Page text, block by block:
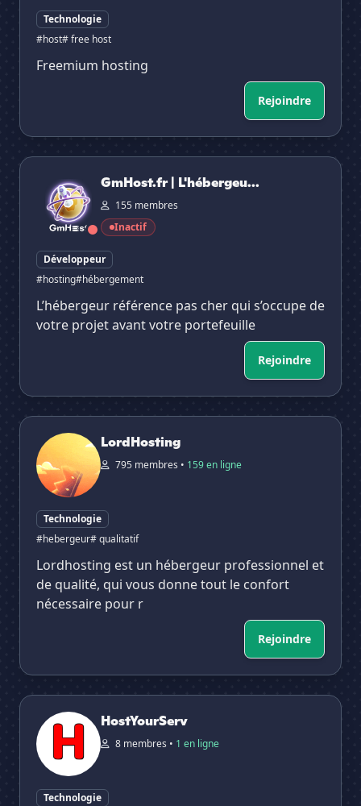
Technologie
#host# free host
Freemium hosting
Rejoindre
GmHost.fr | L'hébergeur référence
GmHost.fr | L'hébergeu...
155 membres
Inactif
Développeur
#hosting#hébergement
L’hébergeur référence pas cher qui s’occupe de
votre projet avant votre portefeuille
Rejoindre
LordHosting
LordHosting
795 membres • 159 en ligne
Technologie
#hebergeur# qualitatif
Lordhosting est un hébergeur professionnel et
de qualité, qui vous donne tout le confort
nécessaire pour r
Rejoindre
HostYourServ
HostYourServ
8 membres • 1 en ligne
Technologie